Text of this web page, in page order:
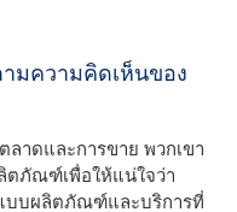
มความคิดเห็นของ
ลาดและการขาย พวกเขา
ตภัณฑ์เพื่อให้แน่ใจว่า
บบผลิตภัณฑ์และบริการที่